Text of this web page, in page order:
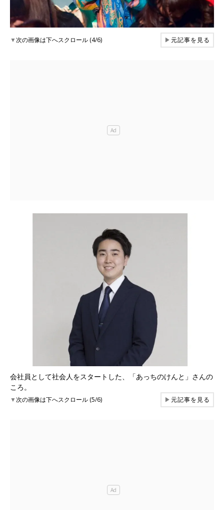
▼次の画像は下へスクロール (4/6) ▶元記事を見る
会社員として社会人をスタートした、「あっちのけんと」さんの
ころ。
▼次の画像は下へスクロール (5/6) ▶元記事を見る